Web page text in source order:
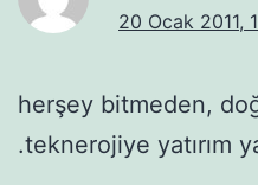
20 Ocak 2011,
herşey bitmeden,
.teknerojiye yatırım